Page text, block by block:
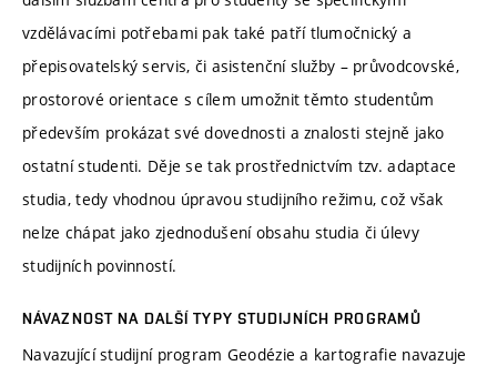
vzdělávacími potřebami pak také patří tlumočnický a
přepisovatelský servis, či asistenční služby – průvodcovské,
prostorové orientace s cílem umožnit těmto studentům
především prokázat své dovednosti a znalosti stejně jako
ostatní studenti. Děje se tak prostřednictvím tzv. adaptace
studia, tedy vhodnou úpravou studijního režimu, což však
nelze chápat jako zjednodušení obsahu studia či úlevy
studijních povinností.
NÁVAZNOST NA DALŠÍ TYPY STUDIJNÍCH PROGRAMŮ
Navazující studijní program Geodézie a kartografie navazuje